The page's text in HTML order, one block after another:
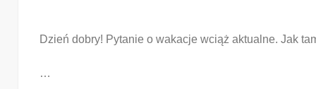
Dzień dobry! Pytanie o wakacje wciąż aktualne. Jak
…